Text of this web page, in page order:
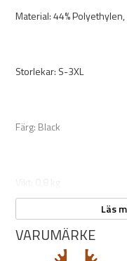
Material: 44%
Storlekar: S-3XL
Färg: Black
Läs
VARUMÄRKE